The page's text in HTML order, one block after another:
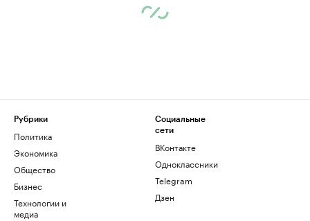
Рубрики
Политика
Экономика
Общество
Бизнес
Технологии и
медиа
Социальные
сети
ВКонтакте
Одноклассники
Telegram
Дзен